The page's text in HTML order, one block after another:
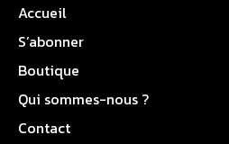
Accueil
S’abonner
Boutique
Qui sommes-nous ?
Contact